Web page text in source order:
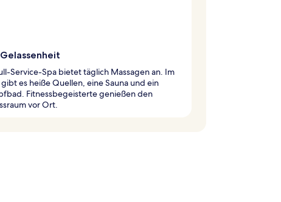
Service-Spa bietet täglich Massagen an. Im
gibt es heiße Quellen, eine Sauna und ein
Fitnessbegeisterte genießen den
vor Ort.